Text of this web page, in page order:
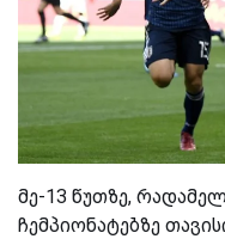
მე-13 წუთზე,
ჩემპიონატებზე